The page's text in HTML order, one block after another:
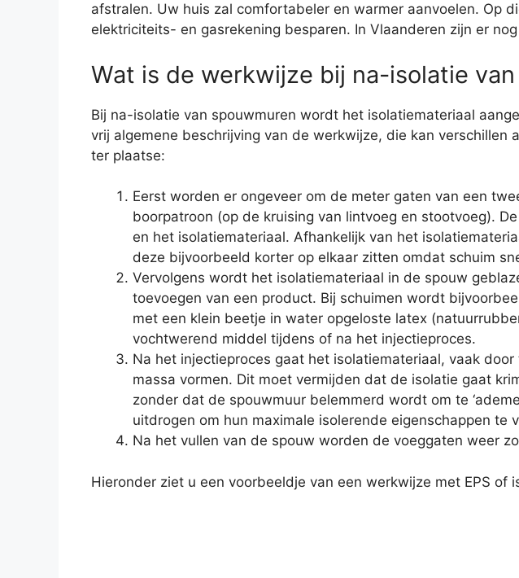
afstralen. Uw huis zal comfortabeler en warmer aanvoelen. Op
elektriciteits- en gasrekening besparen. In Vlaanderen zijn er
Wat is de werkwijze bij na-isolatie
Bij na-isolatie van spouwmuren wordt het isolatiemateriaal
vrij algemene beschrijving van de werkwijze, die kan
ter plaatse:
Eerst worden er ongeveer om de meter gaten van een
boorpatroon (op de kruising van lintvoeg en stootvoeg).
en het isolatiemateriaal. Afhankelijk van het
deze bijvoorbeeld korter op elkaar zitten omdat schuim
Vervolgens wordt het isolatiemateriaal in de spouw
toevoegen van een product. Bij schuimen wordt
met een klein beetje in water opgeloste latex
vochtwerend middel tijdens of na het injectieproces.
Na het injectieproces gaat het isolatiemateriaal, vaak
massa vormen. Dit moet vermijden dat de isolatie gaat
zonder dat de spouwmuur belemmerd wordt om te
uitdrogen om hun maximale isolerende eigenschappen te
Na het vullen van de spouw worden de voeggaten weer
Hieronder ziet u een voorbeeldje van een werkwijze met EPS of